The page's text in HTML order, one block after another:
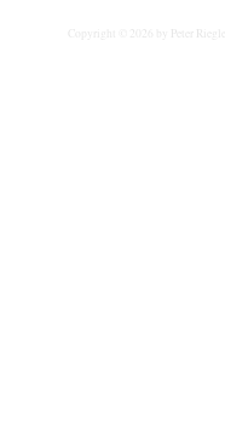
Copyright © 2026 by Peter Riegler